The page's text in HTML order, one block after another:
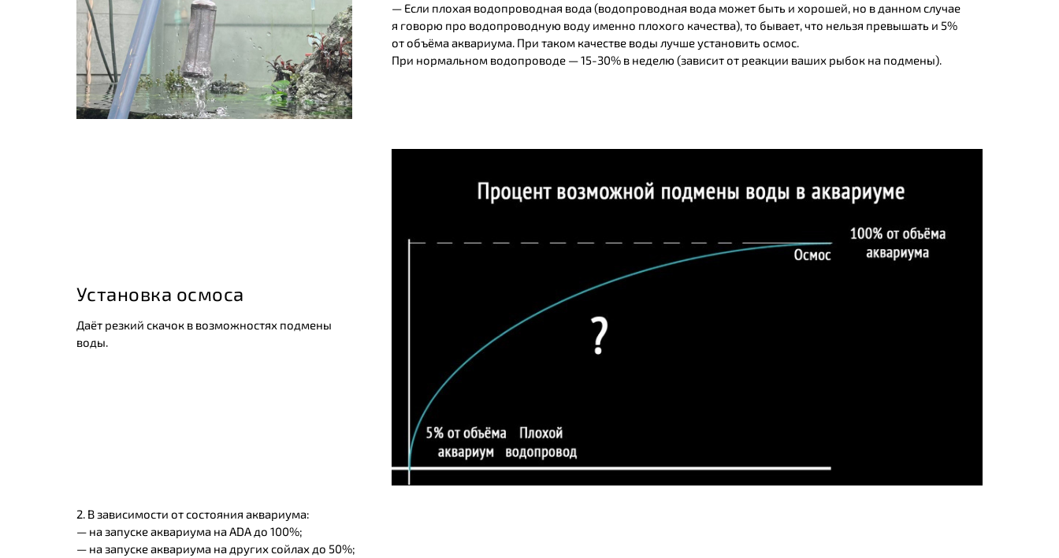
— Если плохая водопроводная вода (водопроводная вода может быть и хорошей, но в данном случае
я говорю про водопроводную воду именно плохого качества), то бывает, что нельзя превышать и 5%
от объёма аквариума. При таком качестве воды лучше установить осмос.
При нормальном водопроводе — 15-30% в неделю (зависит от реакции ваших рыбок на подмены).
Установка осмоса
Даёт резкий скачок в возможностях подмены
воды.
2. В зависимости от состояния аквариума:
— на запуске аквариума на ADA до 100%;
— на запуске аквариума на других сойлах до 50%;